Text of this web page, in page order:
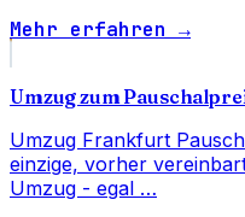
Mehr erfahren →
Umzug zum
Umzug Frankfurt
einzige, vorher
Umzug - egal …